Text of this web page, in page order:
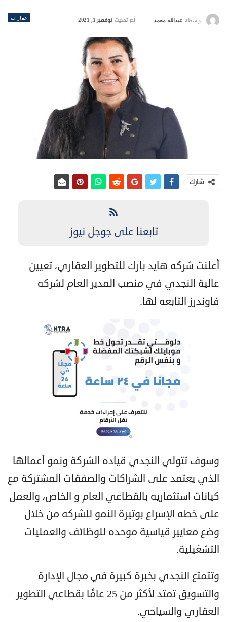
عقارات بواسطة عبدالله محمد آخر تحديث نوفمبر 1, 2021
شارك
تابعنا على جوجل نيوز
أعلنت شركه هايد بارك للتطوير العقاري، تعيين
عالية النجدي في منصب المدير العام لشركه
فاوندرز التابعه لها.
وسوف تتولي النجدي قياده الشركة ونمو أعمالها
الذي يعتمد على الشراكات والصفقات المشتركة مع
كيانات استثماريه بالقطاعي العام و الخاص، والعمل
على خطه الإسراع بوتيرة النمو للشركه من خلال
وضع معايير قياسية موحده للوظائف والعمليات
التشغيلية.
وتتمتع النجدي بخبرة كبيرة في مجال الإدارة
والتسويق تمتد لأكثر من 25 عامًا بقطاعي التطوير
العقاري والسياحي.